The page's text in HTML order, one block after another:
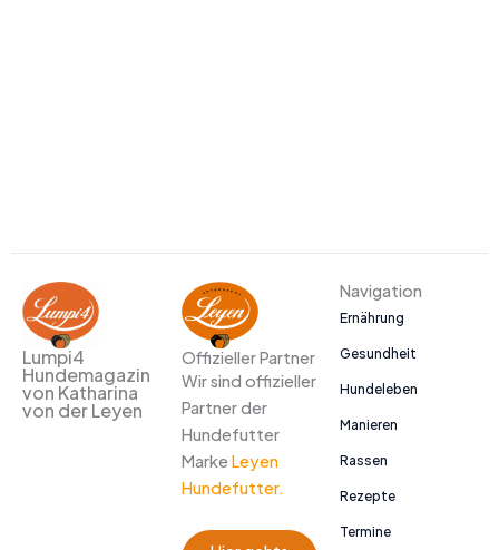
Lumpi4
Hundemagazin
von Katharina
von der Leyen
Offizieller Partner
Wir sind offizieller
Partner der
Hundefutter
Marke Leyen
Hundefutter.
Navigation
Ernährung
Gesundheit
Hundeleben
Manieren
Rassen
Rezepte
Termine